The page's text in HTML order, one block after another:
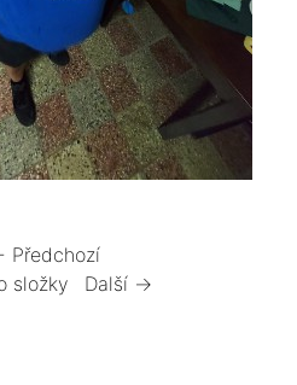
Předchozí
složky
Další →